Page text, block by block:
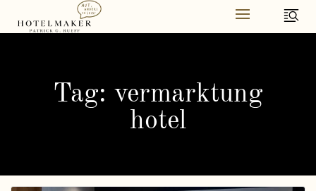
Skip
Tag: vermarktung
hotel